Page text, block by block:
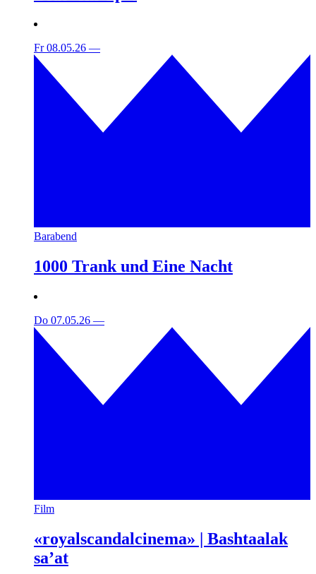
Fr 08.05.26 —
Barabend
1000 Trank und Eine Nacht
Do 07.05.26 —
Film
«royalscandalcinema» | Bashtaalak
sa’at